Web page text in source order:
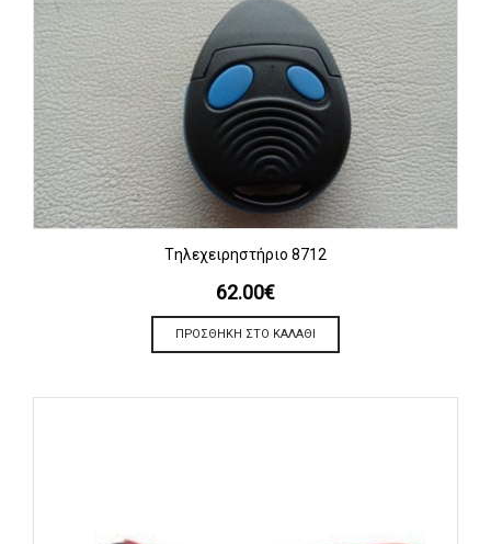
Tηλεχειρηστήριο 8712
62.00€
ΠΡΟΣΘΉΚΗ ΣΤΟ ΚΑΛΆΘΙ